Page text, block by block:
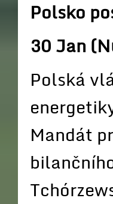
Polsko
30 Jan
Polská
Mandát